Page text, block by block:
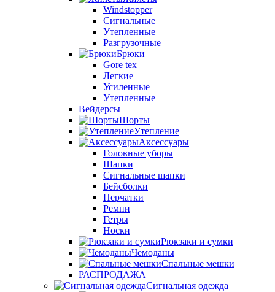
Windstopper
Сигнальные
Утепленные
Разгрузочные
Брюки
Gore tex
Легкие
Усиленные
Утепленные
Вейдерсы
Шорты
Утепление
Аксессуары
Головные уборы
Шапки
Сигнальные шапки
Бейсболки
Перчатки
Ремни
Гетры
Носки
Рюкзаки и сумки
Чемоданы
Спальные мешки
РАСПРОДАЖА
Сигнальная одежда